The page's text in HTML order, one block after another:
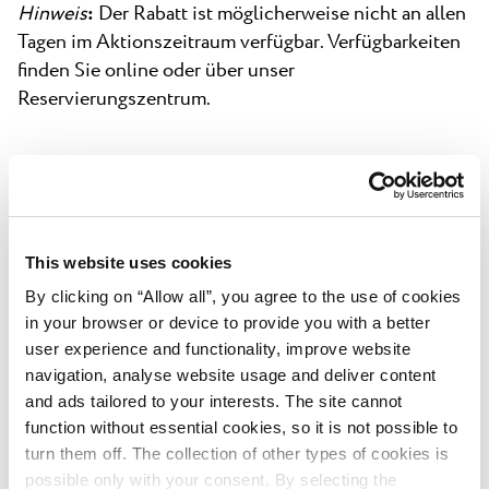
This website uses cookies
By clicking on “Allow all”, you agree to the use of cookies
in your browser or device to provide you with a better
user experience and functionality, improve website
navigation, analyse website usage and deliver content
and ads tailored to your interests. The site cannot
function without essential cookies, so it is not possible to
turn them off. The collection of other types of cookies is
possible only with your consent. By selecting the
Hinweis: Der Rabatt ist möglicherweise nicht an allen
Tagen im Aktionszeitraum verfügbar. Verfügbarkeiten
finden Sie online oder über unser
Reservierungszentrum.
möglich. Bei späterer Stornierung oder
Nichterscheinen wird eine Gebühr in Höhe einer
Übernachtung der gebuchten Unterkunft berechnet.
Zurück zu allen
Angeboten